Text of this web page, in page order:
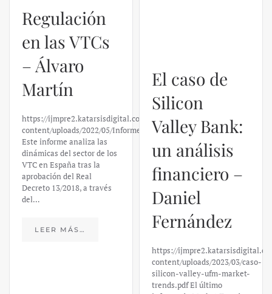
Regulación
en las VTCs
– Álvaro
Martín
https://ijmpre2.katarsisdigital.com/wp-
content/uploads/2022/05/Informe_sobre_las_VTC.pdf
Este informe analiza las
dinámicas del sector de los
VTC en España tras la
aprobación del Real
Decreto 13/2018, a través
del…
LEER MÁS…
un análisis
financiero –
Daniel
Fernández
https://
content/uploads/2023/03/caso-
silicon-valley-ufm-market-
trends.pdf El último
elaborado para el Instituto
Juan de Mariana y para la
Universidad Francis…